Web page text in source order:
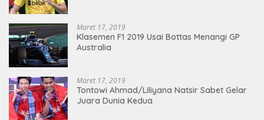
Maret 17, 2019
Klasemen F1 2019 Usai Bottas Menangi GP
Australia
Maret 17, 2019
Tontowi Ahmad/Liliyana Natsir Sabet Gelar
Juara Dunia Kedua